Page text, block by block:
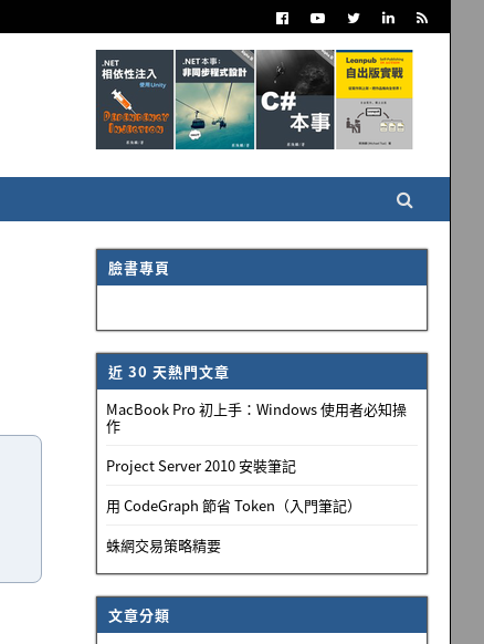
臉書專頁
近 30 天熱門文章
MacBook Pro 初上手：Windows 使用者必知操
作
Project Server 2010 安裝筆記
用 CodeGraph 節省 Token（入門筆記）
蛛網交易策略精要
文章分類